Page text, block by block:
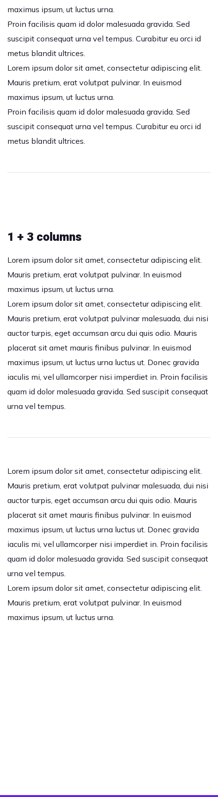
maximus ipsum, ut luctus urna.
Proin facilisis quam id dolor malesuada gravida. Sed
suscipit consequat urna vel tempus. Curabitur eu orci id
metus blandit ultrices.
Lorem ipsum dolor sit amet, consectetur adipiscing elit.
Mauris pretium, erat volutpat pulvinar. In euismod
maximus ipsum, ut luctus urna.
Proin facilisis quam id dolor malesuada gravida. Sed
suscipit consequat urna vel tempus. Curabitur eu orci id
metus blandit ultrices.
1 + 3 columns
Lorem ipsum dolor sit amet, consectetur adipiscing elit.
Mauris pretium, erat volutpat pulvinar. In euismod
maximus ipsum, ut luctus urna.
Lorem ipsum dolor sit amet, consectetur adipiscing elit.
Mauris pretium, erat volutpat pulvinar malesuada, dui nisi
auctor turpis, eget accumsan arcu dui quis odio. Mauris
placerat sit amet mauris finibus pulvinar. In euismod
maximus ipsum, ut luctus urna luctus ut. Donec gravida
iaculis mi, vel ullamcorper nisi imperdiet in. Proin facilisis
quam id dolor malesuada gravida. Sed suscipit consequat
urna vel tempus.
Lorem ipsum dolor sit amet, consectetur adipiscing elit.
Mauris pretium, erat volutpat pulvinar malesuada, dui nisi
auctor turpis, eget accumsan arcu dui quis odio. Mauris
placerat sit amet mauris finibus pulvinar. In euismod
maximus ipsum, ut luctus urna luctus ut. Donec gravida
iaculis mi, vel ullamcorper nisi imperdiet in. Proin facilisis
quam id dolor malesuada gravida. Sed suscipit consequat
urna vel tempus.
Lorem ipsum dolor sit amet, consectetur adipiscing elit.
Mauris pretium, erat volutpat pulvinar. In euismod
maximus ipsum, ut luctus urna.